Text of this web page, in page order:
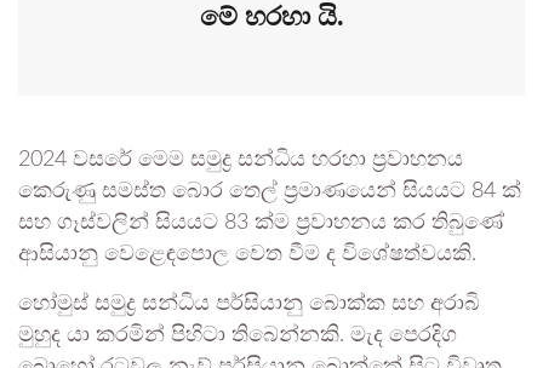
මේ හරහා යි.
2024 වසරේ මෙම සමුද්‍ර සන්ධිය හරහා ප්‍රවාහනය
කෙරුණු සමස්ත බොර තෙල් ප්‍රමාණයෙන් සියයට 84 ක්
සහ ගෑස්වලින් සියයට 83 ක්ම ප්‍රවාහනය කර තිබුණේ
ආසියානු වෙළෙඳපොල වෙත වීම ද විශේෂත්වයකි.
හෝමුස් සමුද්‍ර සන්ධිය පර්සියානු බොක්ක සහ අරාබි
මුහුද යා කරමින් පිහිටා තිබෙන්නකි. මැද පෙරදිග